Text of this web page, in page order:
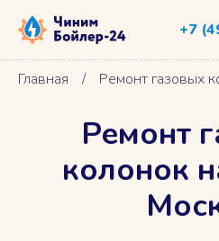
+7
Главная / Ремонт газовых
Ремонт
колонок